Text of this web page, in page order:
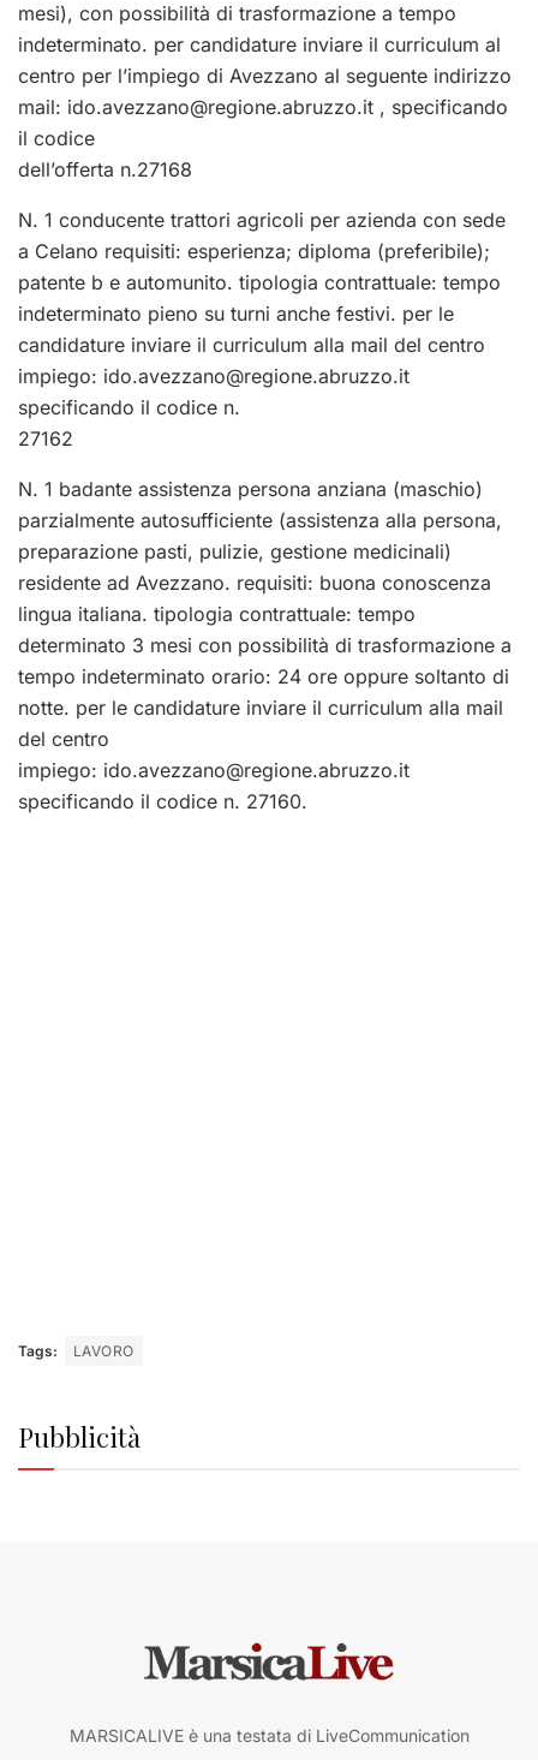
mesi), con possibilità di trasformazione a tempo
indeterminato. per candidature inviare il curriculum al
centro per l’impiego di Avezzano al seguente indirizzo
mail: ido.avezzano@regione.abruzzo.it , specificando
il codice
dell’offerta n.27168
N. 1 conducente trattori agricoli per azienda con sede
a Celano requisiti: esperienza; diploma (preferibile);
patente b e automunito. tipologia contrattuale: tempo
indeterminato pieno su turni anche festivi. per le
candidature inviare il curriculum alla mail del centro
impiego: ido.avezzano@regione.abruzzo.it
specificando il codice n.
27162
N. 1 badante assistenza persona anziana (maschio)
parzialmente autosufficiente (assistenza alla persona,
preparazione pasti, pulizie, gestione medicinali)
residente ad Avezzano. requisiti: buona conoscenza
lingua italiana. tipologia contrattuale: tempo
determinato 3 mesi con possibilità di trasformazione a
tempo indeterminato orario: 24 ore oppure soltanto di
notte. per le candidature inviare il curriculum alla mail
del centro
impiego: ido.avezzano@regione.abruzzo.it
specificando il codice n. 27160.
Tags: LAVORO
Pubblicità
MARSICALIVE è una testata di LiveCommunication